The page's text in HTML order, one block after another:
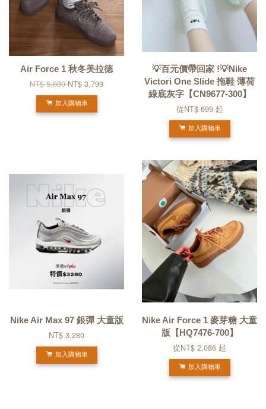
Air Force 1 秋冬美拉德
NT$ 5,880NT$ 3,799
加入購物車
💡百元價帶回家 !💡Nike
Victori One Slide 拖鞋 薄荷
綠底灰字【CN9677-300】
從NT$ 699 起
加入購物車
Nike Air Max 97 銀彈 大童版
NT$ 3,280
加入購物車
Nike Air Force 1 麥芽糖 大童
版【HQ7476-700】
從NT$ 2,086 起
加入購物車